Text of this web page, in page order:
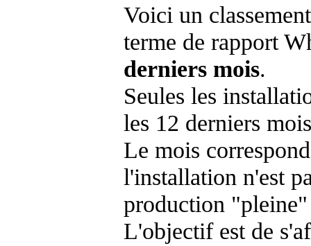
Voici un
terme de rapport
derniers mois.
Seules les
les 12 derniers
Le mois
l'installation n'est
production "pleine"
L'objectif est de